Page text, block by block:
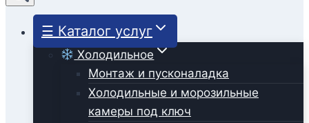
☰ Каталог услуг
Холодильное
Монтаж и пусконаладка
Холодильные и морозильные
камеры под ключ